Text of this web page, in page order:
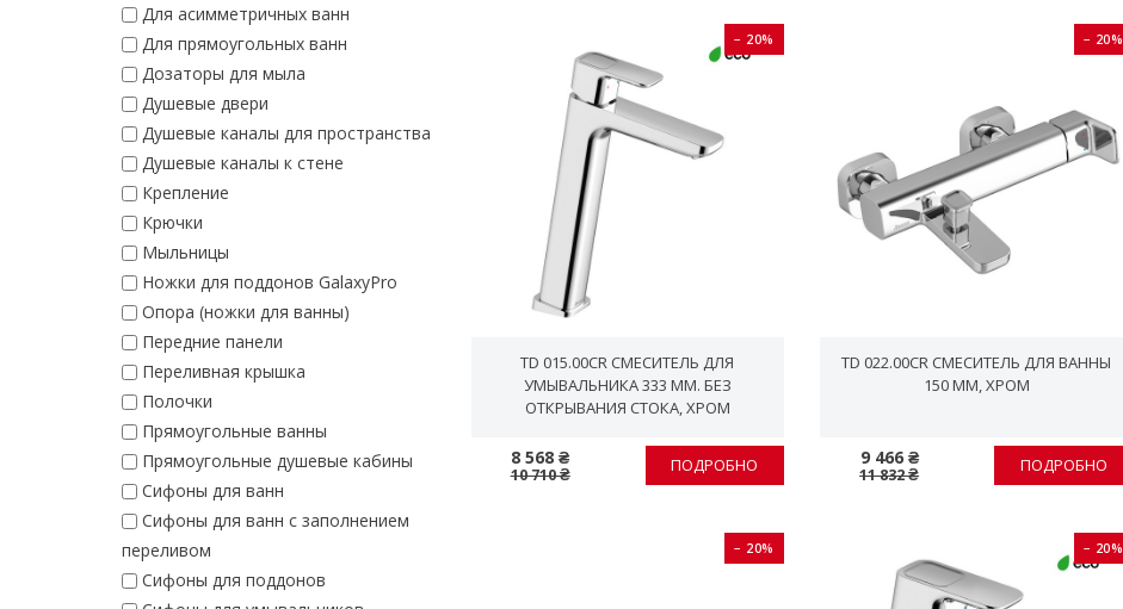
Для асимметричных ванн
Для прямоугольных ванн
Дозаторы для мыла
Душевые двери
Душевые каналы для пространства
Душевые каналы к стене
Крепление
Крючки
Мыльницы
Ножки для поддонов GalaxyPro
Опора (ножки для ванны)
Передние панели
Переливная крышка
Полочки
Прямоугольные ванны
Прямоугольные душевые кабины
Сифоны для ванн
Сифоны для ванн с заполнением
переливом
Сифоны для поддонов
− 20%
TD 015.00CR СМЕСИТЕЛЬ ДЛЯ
УМЫВАЛЬНИКА 333 ММ. БЕЗ
ОТКРЫВАНИЯ СТОКА, ХРОМ
8 568 ₴
10 710 ₴ ПОДРОБНО
− 20%
TD 022.00CR СМЕСИТЕЛЬ ДЛЯ ВАННЫ
150 ММ, ХРОМ
9 466 ₴
11 832 ₴ ПОДРОБНО
− 20% − 20%